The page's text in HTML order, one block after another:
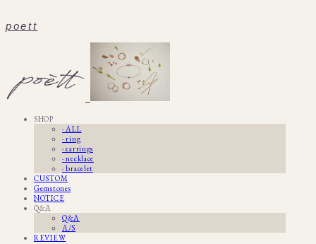
poett
SHOP
· ALL
· ring
· earrings
· necklace
· bracelet
CUSTOM
Gemstones
NOTICE
Q&A
Q&A
A/S
REVIEW